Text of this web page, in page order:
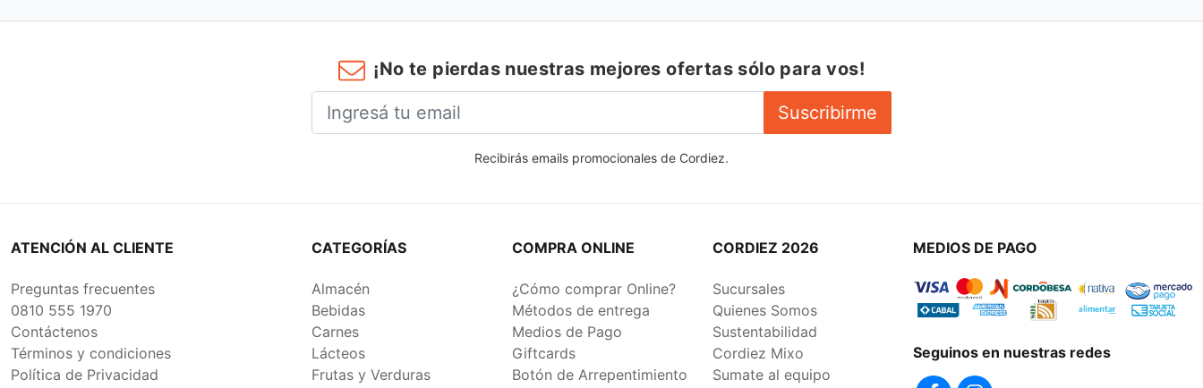
¡No te pierdas nuestras mejores ofertas sólo para vos!
Suscribirme
Recibirás emails promocionales de Cordiez.
ATENCIÓN AL CLIENTE
Preguntas frecuentes
0810 555 1970
Contáctenos
Términos y condiciones
Política de Privacidad
CATEGORÍAS
Almacén
Bebidas
Carnes
Lácteos
Frutas y Verduras
COMPRA ONLINE
¿Cómo comprar Online?
Métodos de entrega
Medios de Pago
Giftcards
Botón de Arrepentimiento
CORDIEZ 2026
Sucursales
Quienes Somos
Sustentabilidad
Cordiez Mixo
Sumate al equipo
MEDIOS DE PAGO
Seguinos en nuestras redes